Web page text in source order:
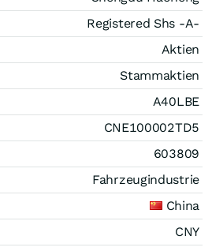
Registered Shs -A-
Aktien
Stammaktien
A40LBE
CNE100002TD5
603809
Fahrzeugindustrie
China
CNY